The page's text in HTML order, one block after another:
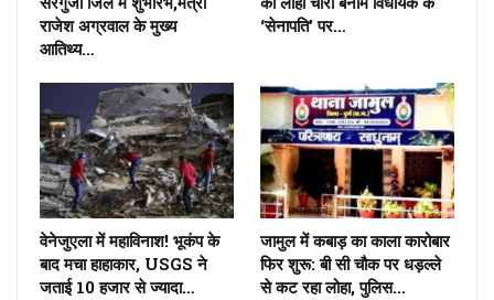
राजेश अग्रवाल के मुख्य
आतिथ्य…
‘सेनापति’ पर…
वेनेजुएला में महाविनाश! भूकंप के
बाद मचा हाहाकार, USGS ने
जताई 10 हजार से ज्यादा…
जामुल में कबाड़ का काला कारोबार
फिर शुरू: बी सी चौक पर धड़ल्ले
से कट रहा लोहा, पुलिस…